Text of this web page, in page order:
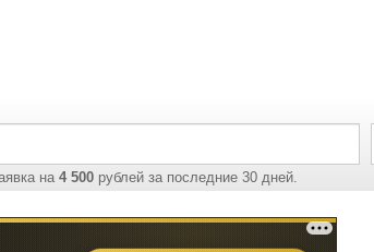
на4 500 рублей за последние 30 дней.